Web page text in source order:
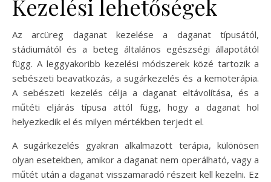
Kezelési lehetőségek
Az arcüreg daganat kezelése a daganat típusától,
stádiumától és a beteg általános egészségi állapotától
függ. A leggyakoribb kezelési módszerek közé tartozik a
sebészeti beavatkozás, a sugárkezelés és a kemoterápia.
A sebészeti kezelés célja a daganat eltávolítása, és a
műtéti eljárás típusa attól függ, hogy a daganat hol
helyezkedik el és milyen mértékben terjedt el.
A sugárkezelés gyakran alkalmazott terápia, különösen
olyan esetekben, amikor a daganat nem operálható, vagy a
műtét után a daganat visszamaradó részeit kell kezelni. Ez